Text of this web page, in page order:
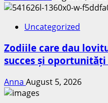
Uncategorized
Zodiile care dau
succes și
Anna August 5, 2026